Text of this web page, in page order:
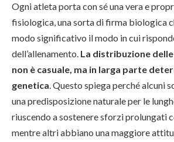
Ogni atleta porta con sé una vera e
fisiologica, una sorta di firma biologica
modo significativo il modo in cui
dell’allenamento. La distribuzione
non è casuale, ma in larga parte
genetica. Questo spiega perché alcuni
una predisposizione naturale per le
riuscendo a sostenere sforzi prolungati
mentre altri abbiano una maggiore